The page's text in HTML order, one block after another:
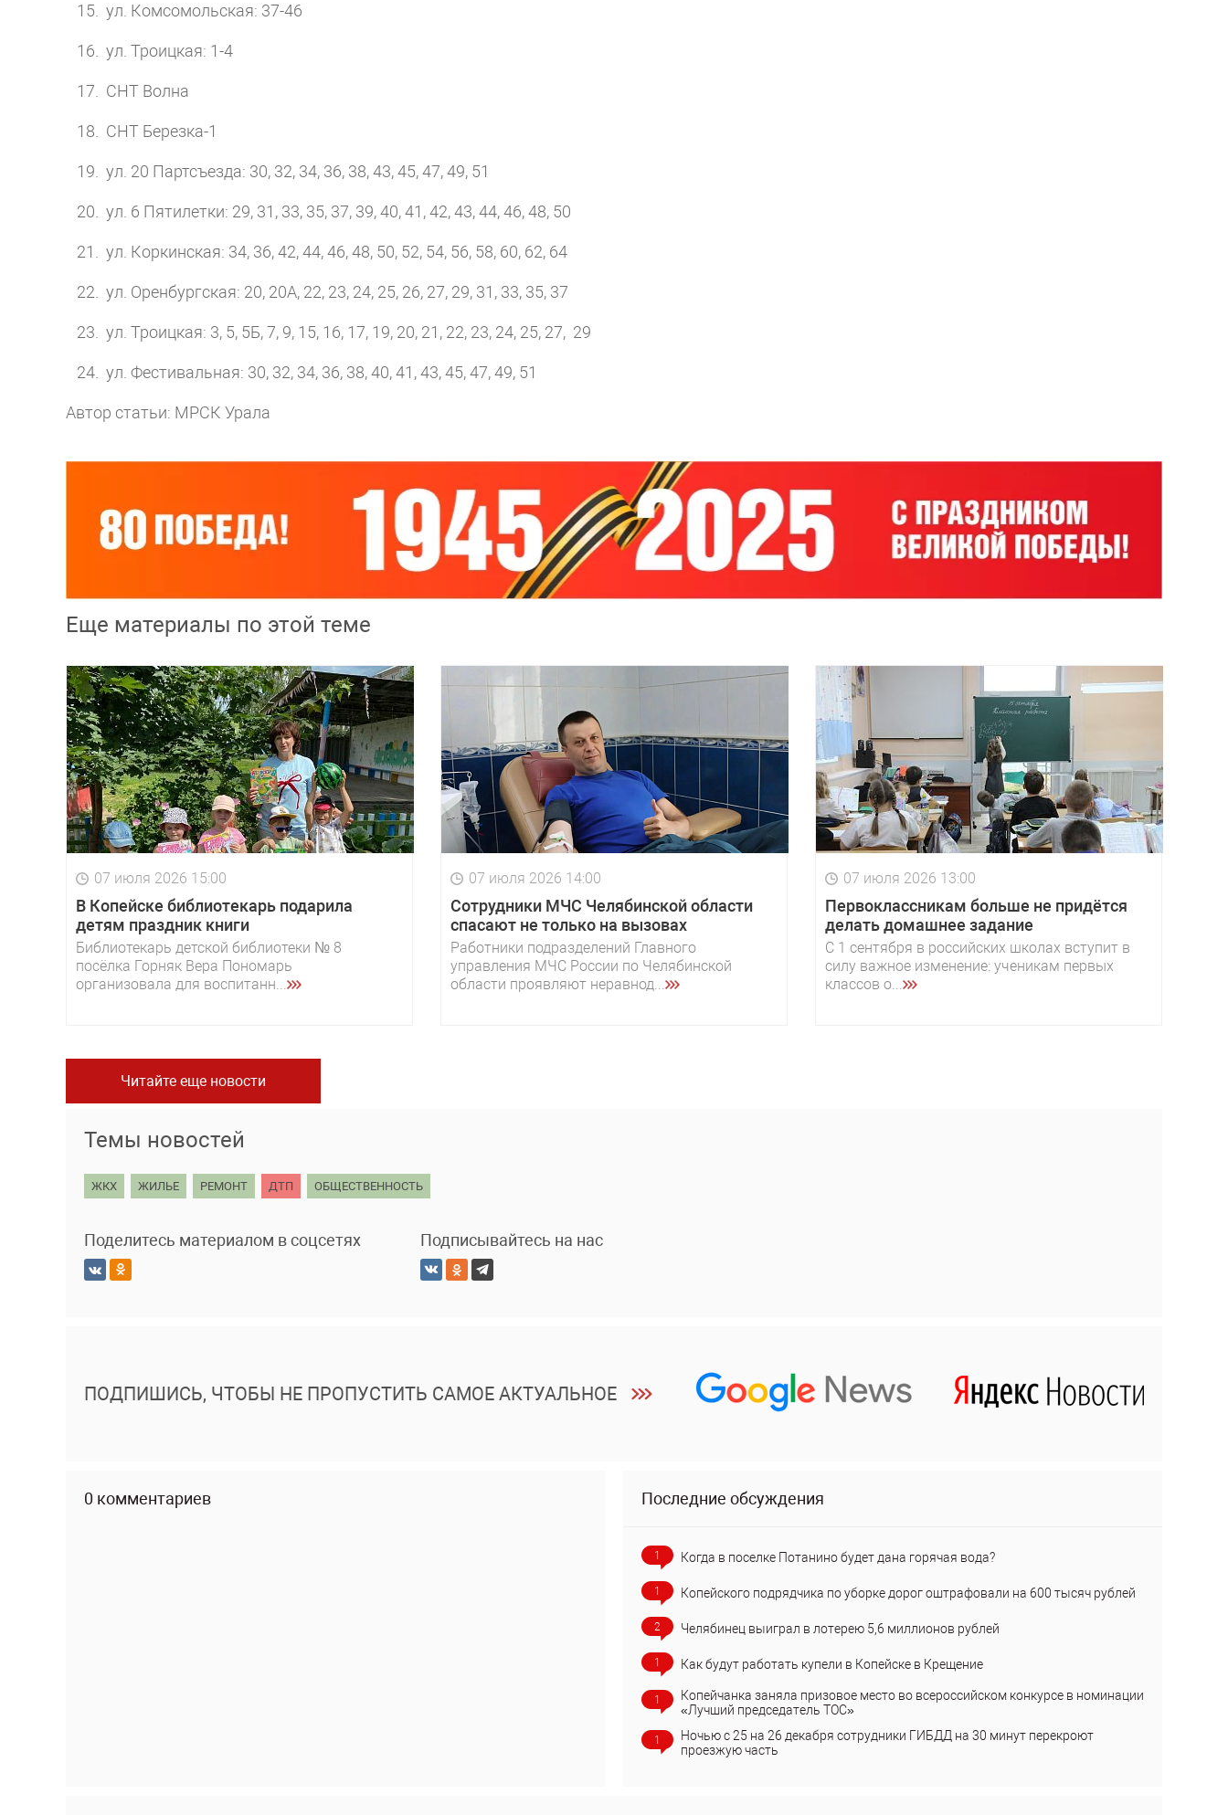
ул. Комсомольская: 37-46
ул. Троицкая: 1-4
СНТ Волна
СНТ Березка-1
ул. 20 Партсъезда: 30, 32, 34, 36, 38, 43, 45, 47, 49, 51
ул. 6 Пятилетки: 29, 31, 33, 35, 37, 39, 40, 41, 42, 43, 44, 46, 48, 50
ул. Коркинская: 34, 36, 42, 44, 46, 48, 50, 52, 54, 56, 58, 60, 62, 64
ул. Оренбургская: 20, 20А, 22, 23, 24, 25, 26, 27, 29, 31, 33, 35, 37
ул. Троицкая: 3, 5, 5Б, 7, 9, 15, 16, 17, 19, 20, 21, 22, 23, 24, 25, 27, 29
ул. Фестивальная: 30, 32, 34, 36, 38, 40, 41, 43, 45, 47, 49, 51
Автор статьи: МРСК Урала
Еще материалы по этой теме
07 июля 2026 15:00
В Копейске библиотекарь подарила
детям праздник книги
Библиотекарь детской библиотеки № 8
посёлка Горняк Вера Пономарь
организовала для воспитанн...
07 июля 2026 14:00
Сотрудники МЧС Челябинской области
спасают не только на вызовах
Работники подразделений Главного
управления МЧС России по Челябинской
области проявляют неравнод...
07 июля 2026 13:00
Первоклассникам больше не придётся
делать домашнее задание
С 1 сентября в российских школах вступит в
силу важное изменение: ученикам первых
классов о...
Читайте еще новости
Темы новостей
ЖКХ ЖИЛЬЕ РЕМОНТ ДТП ОБЩЕСТВЕННОСТЬ
Поделитесь материалом в соцсетях Подписывайтесь на нас
ПОДПИШИСЬ, ЧТОБЫ НЕ ПРОПУСТИТЬ САМОЕ АКТУАЛЬНОЕ
0 комментариев Последние обсуждения
1 Когда в поселке Потанино будет дана горячая вода?
1 Копейского подрядчика по уборке дорог оштрафовали на 600 тысяч рублей
2 Челябинец выиграл в лотерею 5,6 миллионов рублей
1 Как будут работать купели в Копейске в Крещение
1
Копейчанка заняла призовое место во всероссийском конкурсе в номинации
«Лучший председатель ТОС»
1
Ночью с 25 на 26 декабря сотрудники ГИБДД на 30 минут перекроют
проезжую часть